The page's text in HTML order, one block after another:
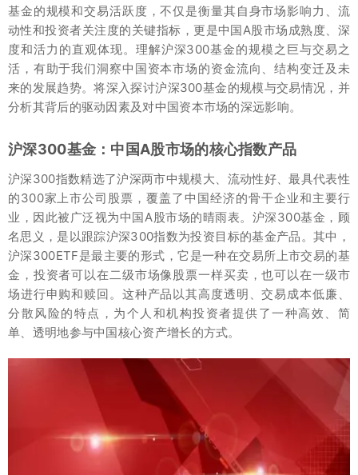
基金的规模和交易活跃度，不仅是衡量其自身市场影响力、流
动性和投资者关注度的关键指标，更是中国A股市场成熟度、深
度和活力的直观体现。理解沪深300基金的规模之巨与交易之
活，有助于我们洞察中国资本市场的资金流向、结构变迁及未
来的发展趋势。将深入探讨沪深300基金的规模与交易情况，并
分析其背后的驱动因素及对中国资本市场的深远影响。
沪深300基金：中国A股市场的核心指数产品
沪深300指数精选了沪深两市中规模大、流动性好、最具代表性
的300家上市公司股票，覆盖了中国经济的骨干企业和主要行
业，因此被广泛视为中国A股市场的晴雨表。沪深300基金，顾
名思义，是以跟踪沪深300指数为投资目标的基金产品。其中，
沪深300ETF是最主要的形式，它是一种在交易所上市交易的基
金，投资者可以在二级市场像股票一样买卖，也可以在一级市
场进行申购和赎回。这种产品以其高度透明、交易成本低廉、
分散风险的特点，为个人和机构投资者提供了一种高效、简
单、透明地参与中国核心资产增长的方式。